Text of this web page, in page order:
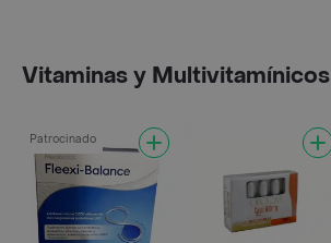
Vitaminas y Multivitamínicos
Patrocinado